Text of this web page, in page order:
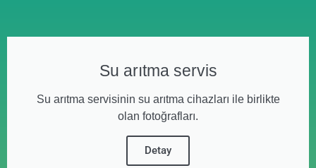
Su arıtma servis
Su arıtma servisinin su arıtma cihazları ile birlikte
olan fotoğrafları.
Detay